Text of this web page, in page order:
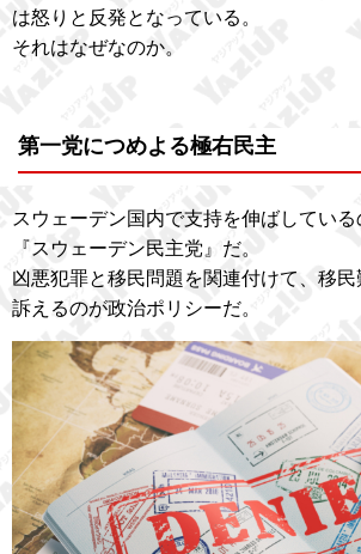
は怒りと反発となっている。
それはなぜなのか。
第一党につめよる極右民主
スウェーデン国内で支持を伸ばしてい
『スウェーデン民主党』だ。
凶悪犯罪と移民問題を関連付けて、移
訴えるのが政治ポリシーだ。